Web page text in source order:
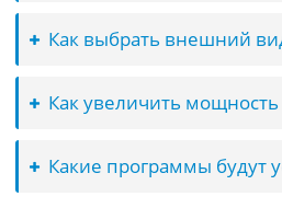
Как выбрать внешний
Как увеличить
Какие программы будут